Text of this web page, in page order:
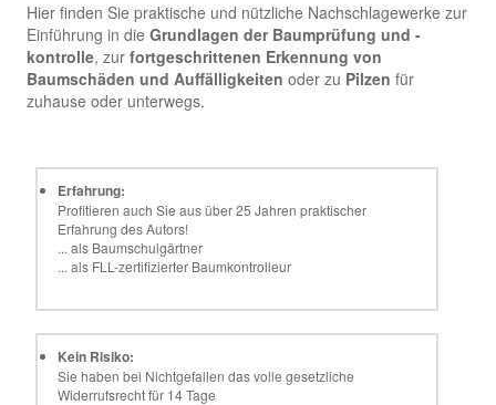
Hier finden Sie praktische und nützliche Nachschlagewerke zur
Einführung in die Grundlagen der Baumprüfung und -
kontrolle, zur fortgeschrittenen Erkennung von
Baumschäden und Auffälligkeiten oder zu Pilzen für
zuhause oder unterwegs.
Erfahrung:
Profitieren auch Sie aus über 25 Jahren praktischer
Erfahrung des Autors!
... als Baumschulgärtner
... als FLL-zertifizierter Baumkontrolleur
Kein Risiko:
Sie haben bei Nichtgefallen das volle gesetzliche
Widerrufsrecht für 14 Tage